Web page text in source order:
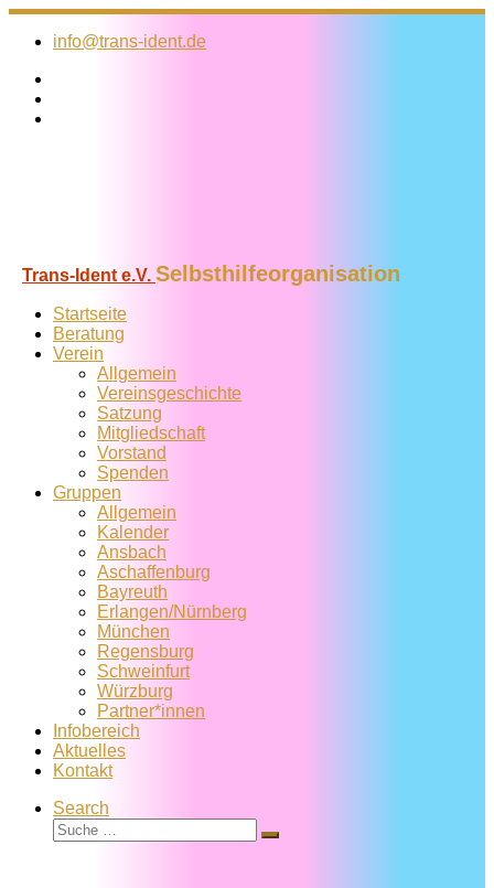
Zum
Inhalt
info@trans-ident.de
Trans-Ident e.V. Selbsthilfeorganisation
Startseite
Beratung
Verein
Allgemein
Vereins­geschichte
Satzung
Mitglied­schaft
Vorstand
Spenden
Gruppen
Allgemein
Kalender
Ansbach
Aschaffenburg
Bayreuth
Erlangen/Nürnberg
München
Regensburg
Schweinfurt
Würzburg
Partner*innen
Infobereich
Aktuelles
Kontakt
Search
Suche
Suche